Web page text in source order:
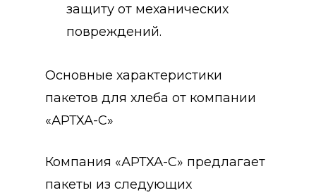
защиту от механических
повреждений.
Основные характеристики
пакетов для хлеба от компании
«АРТХА-С»
Компания «АРТХА-С» предлагает
пакеты из следующих